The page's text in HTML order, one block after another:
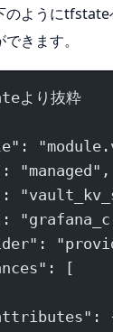
のようにtfstate
きます。
り抜粋
:
: "managed" ,
:
:
:
: [
: